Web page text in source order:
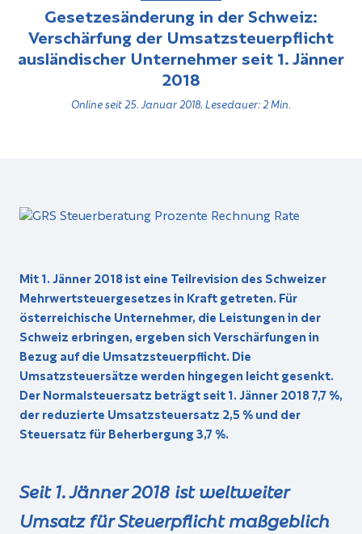
Gesetzesänderung in der Schweiz:
Verschärfung der Umsatzsteuerpflicht
ausländischer Unternehmer seit 1. Jänner
2018
Online seit 25. Januar 2018, Lesedauer: 2 Min.
Mit 1. Jänner 2018 ist eine Teilrevision des Schweizer
Mehrwertsteuergesetzes in Kraft getreten. Für
österreichische Unternehmer, die Leistungen in der
Schweiz erbringen, ergeben sich Verschärfungen in
Bezug auf die Umsatzsteuerpflicht. Die
Umsatzsteuersätze werden hingegen leicht gesenkt.
Der Normalsteuersatz beträgt seit 1. Jänner 2018 7,7 %,
der reduzierte Umsatzsteuersatz 2,5 % und der
Steuersatz für Beherbergung 3,7 %.
Seit 1. Jänner 2018 ist weltweiter
Umsatz für Steuerpflicht maßgeblich